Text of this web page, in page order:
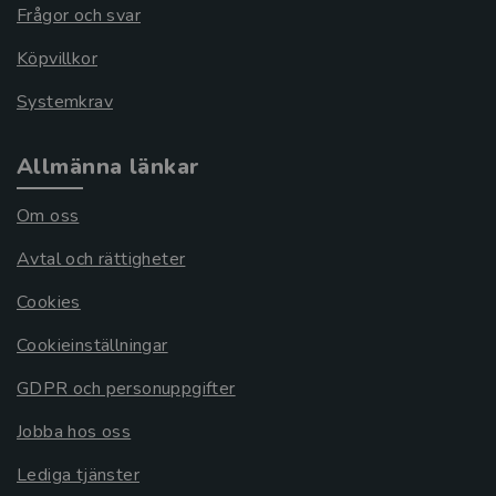
Frågor och svar
Köpvillkor
Systemkrav
Allmänna länkar
Om oss
Avtal och rättigheter
Cookies
Cookieinställningar
GDPR och personuppgifter
Jobba hos oss
Lediga tjänster